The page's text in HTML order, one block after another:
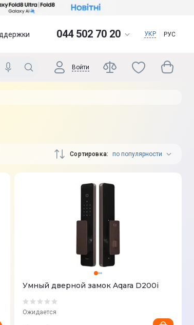
044 502 70 20 УКР РУС
Войти
Сортировка по популярности
Умный дверной замок Aqara D200i
Ожидается